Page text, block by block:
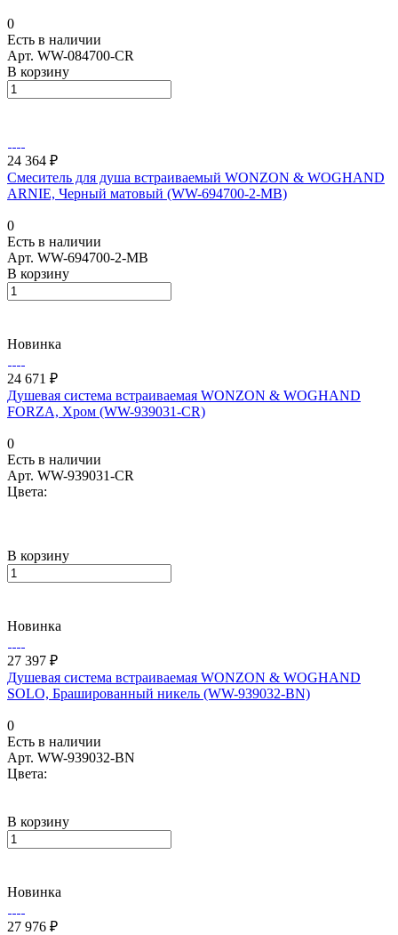
0
Есть в наличии
Арт. WW-084700-CR
В корзину
24 364 ₽
Смеситель для душа встраиваемый WONZON & WOGHAND
ARNIE, Черный матовый (WW-694700-2-MB)
0
Есть в наличии
Арт. WW-694700-2-MB
В корзину
Новинка
24 671 ₽
Душевая система встраиваемая WONZON & WOGHAND
FORZA, Хром (WW-939031-CR)
0
Есть в наличии
Арт. WW-939031-CR
Цвета:
В корзину
Новинка
27 397 ₽
Душевая система встраиваемая WONZON & WOGHAND
SOLO, Брашированный никель (WW-939032-BN)
0
Есть в наличии
Арт. WW-939032-BN
Цвета:
В корзину
Новинка
27 976 ₽